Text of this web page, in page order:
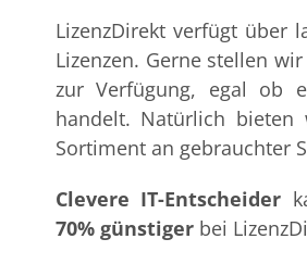
LizenzDirekt verfügt über
Lizenzen. Gerne stellen
zur Verfügung, egal ob
handelt. Natürlich bieten
Sortiment an gebrauchter
Clevere IT-Entscheider
70% günstigerbei